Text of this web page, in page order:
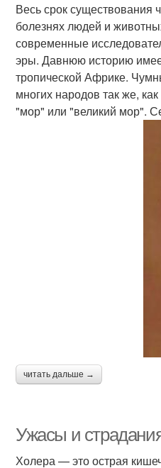
Весь срок
болезнях людей и
современные
эры. Давнюю историю
тропической Африке.
многих народов так же,
"мор" или "великий мор".
читать дальше →
Ужасы и
Холера — это острая